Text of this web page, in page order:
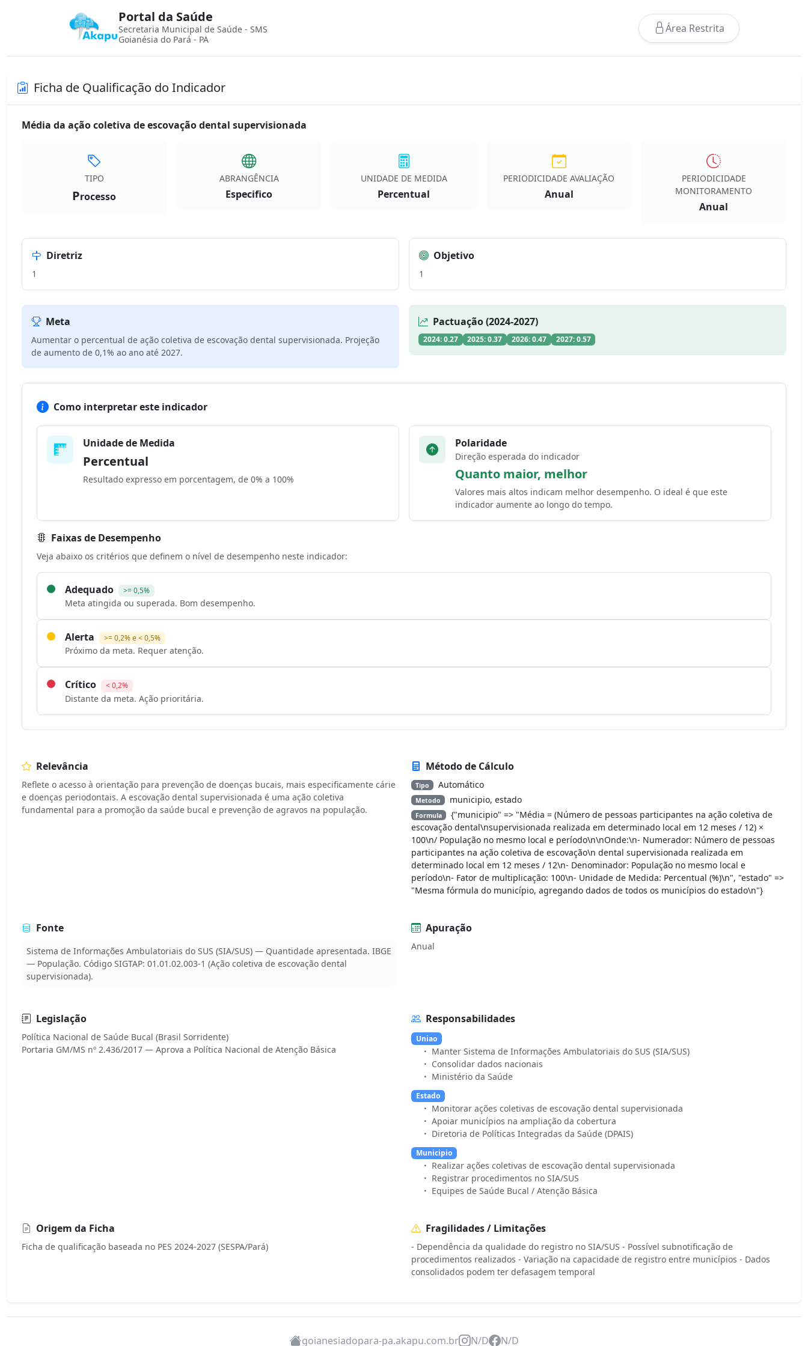
Portal da Saúde
Secretaria Municipal de Saúde - SMS
Goianésia do Pará - PA
Área Restrita
Ficha de Qualificação do Indicador
Média da ação coletiva de escovação dental supervisionada
TIPO
Processo
ABRANGÊNCIA
Especifico
UNIDADE DE MEDIDA
Percentual
PERIODICIDADE AVALIAÇÃO
Anual
PERIODICIDADE
MONITORAMENTO
Anual
Diretriz
1
Objetivo
1
Meta
Aumentar o percentual de ação coletiva de escovação dental supervisionada. Projeção
de aumento de 0,1% ao ano até 2027.
Pactuação (2024-2027)
2024: 0.27 2025: 0.37 2026: 0.47 2027: 0.57
Como interpretar este indicador
Unidade de Medida
Percentual
Resultado expresso em porcentagem, de 0% a 100%
Polaridade
Direção esperada do indicador
Quanto maior, melhor
Valores mais altos indicam melhor desempenho. O ideal é que este
indicador aumente ao longo do tempo.
Faixas de Desempenho
Veja abaixo os critérios que definem o nível de desempenho neste indicador:
Adequado >= 0,5%
Meta atingida ou superada. Bom desempenho.
Alerta >= 0,2% e < 0,5%
Próximo da meta. Requer atenção.
Crítico < 0,2%
Distante da meta. Ação prioritária.
Relevância
Reflete o acesso à orientação para prevenção de doenças bucais, mais especificamente cárie
e doenças periodontais. A escovação dental supervisionada é uma ação coletiva
fundamental para a promoção da saúde bucal e prevenção de agravos na população.
Método de Cálculo
Tipo Automático
Metodo municipio, estado
Formula
{"municipio" => "Média = (Número de pessoas participantes na ação coletiva de
escovação dental\nsupervisionada realizada em determinado local em 12 meses / 12) ×
100\n/ População no mesmo local e período\n\nOnde:\n- Numerador: Número de pessoas
participantes na ação coletiva de escovação\n dental supervisionada realizada em
determinado local em 12 meses / 12\n- Denominador: População no mesmo local e
período\n- Fator de multiplicação: 100\n- Unidade de Medida: Percentual (%)\n", "estado" =>
"Mesma fórmula do município, agregando dados de todos os municípios do estado\n"}
Fonte
Sistema de Informações Ambulatoriais do SUS (SIA/SUS) — Quantidade apresentada. IBGE
— População. Código SIGTAP: 01.01.02.003-1 (Ação coletiva de escovação dental
supervisionada).
Apuração
Anual
Legislação
Política Nacional de Saúde Bucal (Brasil Sorridente)
Responsabilidades
Uniao
Manter Sistema de Informações Ambulatoriais do SUS (SIA/SUS)
Consolidar dados nacionais
Ministério da Saúde
Estado
Monitorar ações coletivas de escovação dental supervisionada
Apoiar municípios na ampliação da cobertura
Diretoria de Políticas Integradas da Saúde (DPAIS)
Municipio
Realizar ações coletivas de escovação dental supervisionada
Registrar procedimentos no SIA/SUS
Equipes de Saúde Bucal / Atenção Básica
Origem da Ficha
Ficha de qualificação baseada no PES 2024-2027 (SESPA/Pará)
Fragilidades / Limitações
- Dependência da qualidade do registro no SIA/SUS - Possível subnotificação de
procedimentos realizados - Variação na capacidade de registro entre municípios - Dados
consolidados podem ter defasagem temporal
goianesiadopara-pa.akapu.com.br N/D N/D